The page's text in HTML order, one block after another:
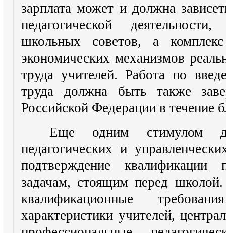
зарплата может и должна
педагогической
школьных советов, а
экономических механизмов
труда учителей. Работа по
труда должна быть также
Российской Федерации в течение
Еще одним стимулом
педагогических и
подтверждение квалификации
задачам, стоящим перед
квалификационные
характеристики учителей,